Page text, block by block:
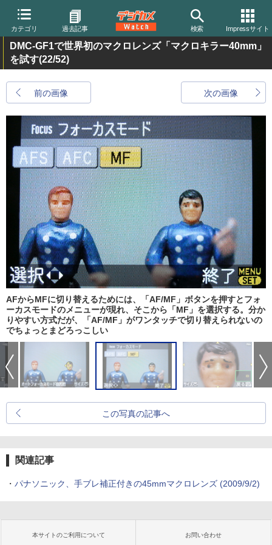
カテゴリ 過去記事 検索 Impressサイト
DMC-GF1で世界初のマクロレンズ「マクロキラー40mm」
を試す(22/52)
前の画像 次の画像
AFからMFに切り替えるためには、「AF/MF」ボタンを押すとフォ
ーカスモードのメニューが現れ、そこから「MF」を選択する。分か
りやすい方式だが、「AF/MF」がワンタッチで切り替えられないの
でちょっとまどろっこしい
この写真の記事へ
関連記事
・ パナソニック、手ブレ補正付きの45mmマクロレンズ (2009/9/2)
本サイトのご利用について お問い合わせ